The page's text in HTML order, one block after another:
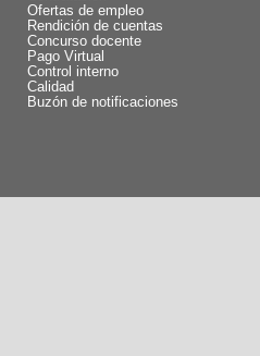
Ofertas de empleo
Rendición de cuentas
Concurso docente
Pago Virtual
Control interno
Calidad
Buzón de notificaciones